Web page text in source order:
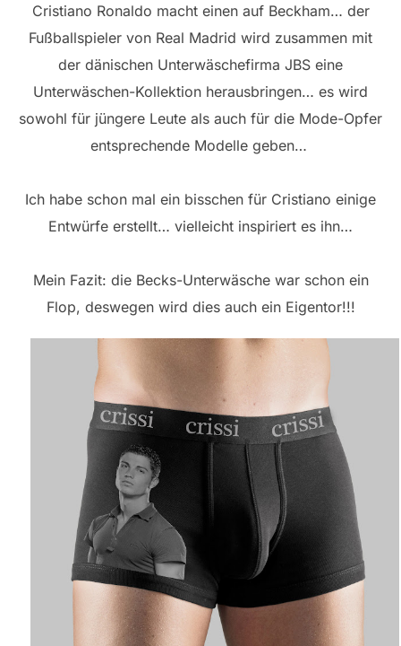
Cristiano Ronaldo macht einen auf Beckham… der
Fußballspieler von Real Madrid wird zusammen mit
der dänischen Unterwäschefirma JBS eine
Unterwäschen-Kollektion herausbringen… es wird
sowohl für jüngere Leute als auch für die Mode-Opfer
entsprechende Modelle geben…
Ich habe schon mal ein bisschen für Cristiano einige
Entwürfe erstellt… vielleicht inspiriert es ihn…
Mein Fazit: die Becks-Unterwäsche war schon ein
Flop, deswegen wird dies auch ein Eigentor!!!